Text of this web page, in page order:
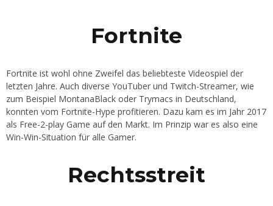
Fortnite
Fortnite ist wohl ohne Zweifel das beliebteste Videospiel der
letzten Jahre. Auch diverse YouTuber und Twitch-Streamer, wie
zum Beispiel MontanaBlack oder Trymacs in Deutschland,
konnten vom Fortnite-Hype profitieren. Dazu kam es im Jahr 2017
als Free-2-play Game auf den Markt. Im Prinzip war es also eine
Win-Win-Situation für alle Gamer.
Rechtsstreit